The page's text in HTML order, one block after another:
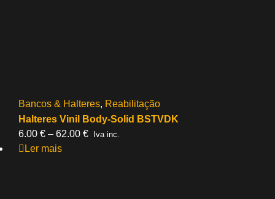
Bancos & Halteres, Reabilitação
Halteres Vinil Body-Solid BSTVDK
6.00 € – 62.00 €Price
Iva inc.
Ler mais